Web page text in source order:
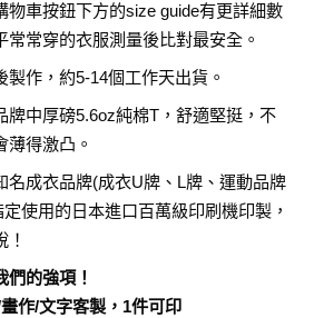
物車按鈕下方的size guide有更詳細數
常常穿的衣服測量後比對最安全。
製作，約5-14個工作天出貨。
牌中厚磅5.6oz純棉T，舒適堅挺，不
薄得激凸。
名成衣品牌(成衣U牌、L牌、運動品牌
使用的日本進口百萬級印刷機印製，
的強項！
作/文字客製，1件可印